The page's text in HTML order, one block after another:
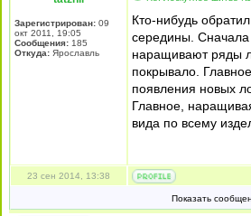
Зарегистрирован: 09
окт 2011, 19:05
Сообщения: 185
Откуда: Ярославль
Кто-нибудь
середины. Сначала
наращивают ряды
покрывало.
появления новых
Главное,
вида по всему
23 сен 2014, 13:38
Показать